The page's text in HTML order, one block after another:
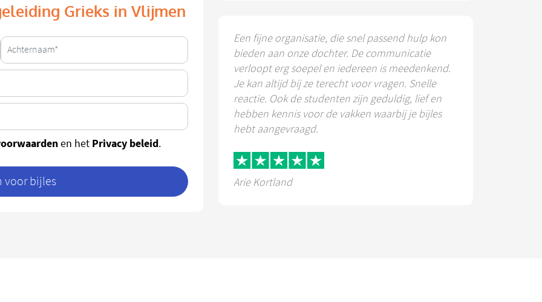
Grieks in Vlijmen
en het Privacy beleid.
voor bijles
Een fijne organisatie, die snel passend hulp kon
bieden aan onze dochter. De communicatie
verloopt erg soepel en iedereen is meedenkend.
Je kan altijd bij ze terecht voor vragen. Snelle
reactie. Ook de studenten zijn geduldig, lief en
hebben kennis voor de vakken waarbij je bijles
hebt aangevraagd.
Arie Kortland